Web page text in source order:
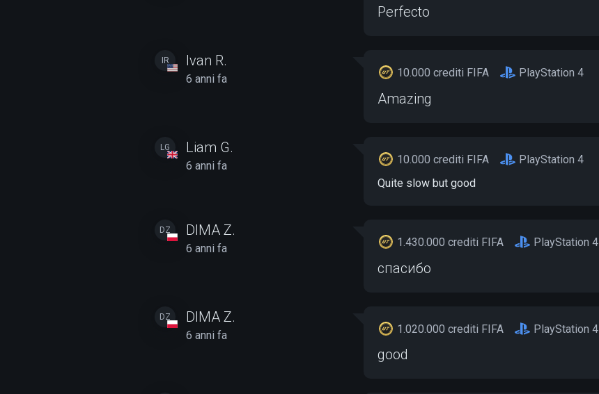
Perfecto
IR Ivan R.
6 anni fa 10.000 crediti FIFA PlayStation 4
Amazing
LG Liam G.
6 anni fa 10.000 crediti FIFA
PlayStation 4
Quite slow but good
DZ DIMA Z.
6 anni fa 1.430.000 crediti FIFA PlayStation 4
спасибо
DZ DIMA Z.
6 anni fa 1.020.000 crediti FIFA PlayStation 4
good